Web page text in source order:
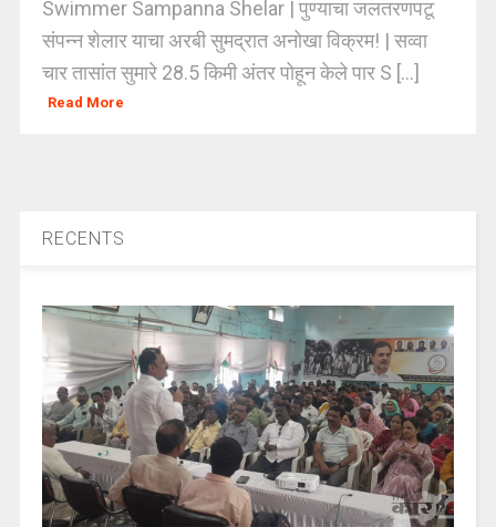
Swimmer Sampanna Shelar | पुण्याचा जलतरणपटू
संपन्न शेलार याचा अरबी सुमद्रात अनोखा विक्रम! | सव्वा
चार तासांत सुमारे 28.5 किमी अंतर पोहून केले पार S [...]
Read More
RECENTS